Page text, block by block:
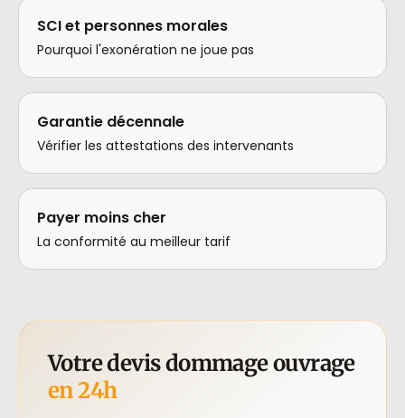
SCI et personnes morales
Pourquoi l'exonération ne joue pas
Garantie décennale
Vérifier les attestations des intervenants
Payer moins cher
La conformité au meilleur tarif
Votre devis dommage ouvrage
en 24h